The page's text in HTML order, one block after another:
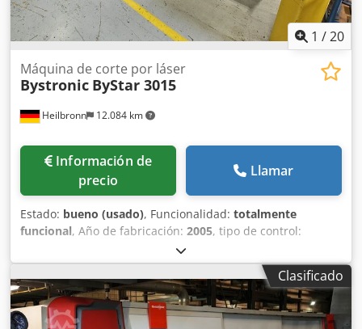
Documentación Marcado y certificado CE Tope trasero
adicional Ayuda para el movimiento de la carrera
1 /20
Heilbronn 12.084 km
Máquina de corte por láser
Bystronic ByStar 3015
Información de
precio
Llamar
Estado: bueno (usado), Funcionalidad: totalmente
funcional, Año de fabricación: 2005, tipo de control:
, potencia del láser:
acero (máx.):25 mm, espesor de chapa de acero
inoxidable (máx.):20 mm, espesor de chapa de aluminio
(máx.):12 mm, con ByLaser 4400 Dodjy N Rgmspfx Amhjkr
con eje rotativo Control CNC ByVision con mesa
Clasificado